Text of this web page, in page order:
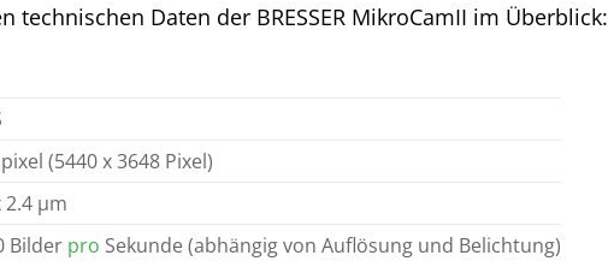
technischen Daten der BRESSER MikroCamII im Überblick:
(5440 x 3648 Pixel)
2.4 µm
Bilder pro Sekunde (abhängig von Auflösung und Belichtung)